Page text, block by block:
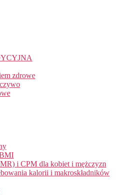
zdrowe
i CPM dla kobiet i mężczyzn
kalorii i makroskładników